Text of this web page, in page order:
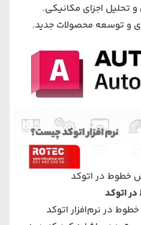
و تحلیل اجزای مکانیکی.
و توسعه محصولات جدید.
خطوط در اتوکد
اتوکد
در نرم‌افزار اتوکد